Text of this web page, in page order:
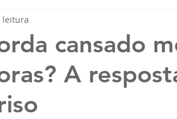
cansado
A
leitura